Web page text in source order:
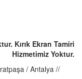
Kırık Ekran Tamiri
Hizmetimiz Yoktur.
/ Antalya //